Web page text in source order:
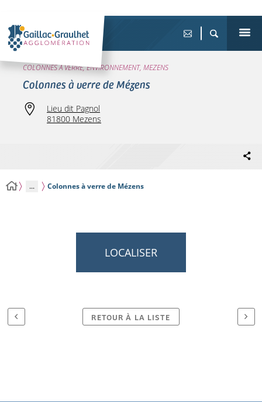
COLONNES À VERRE, ENVIRONNEMENT, MEZENS
Colonnes à verre de Mézens
Lieu dit Pagnol
81800 Mezens
... Colonnes à verre de Mézens
LOCALISER
RETOUR À LA LISTE